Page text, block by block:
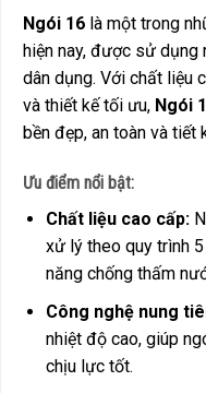
Ngói 16 là một trong
hiện nay, được sử dụng
dân dụng. Với chất liệu
và thiết kế tối ưu, Ngói
bền đẹp, an toàn và tiết
Ưu điểm nổi bật:
Chất liệu cao cấp:
xử lý theo quy trình
năng chống thấm
Công nghệ nung
nhiệt độ cao, giúp
chịu lực tốt.